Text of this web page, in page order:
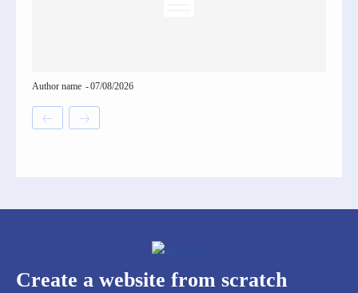
Author name -07/08/2026
Create a website from scratch